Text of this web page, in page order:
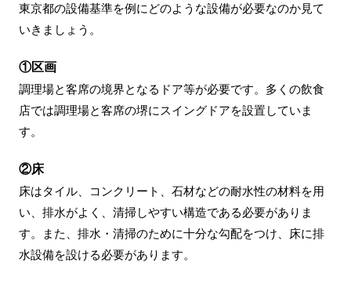
東京都の設備基準を例にどのような設備が必要なのか見て
いきましょう。
①区画
調理場と客席の境界となるドア等が必要です。多くの飲食
店では調理場と客席の堺にスイングドアを設置していま
す。
②床
床はタイル、コンクリート、石材などの耐水性の材料を用
い、排水がよく、清掃しやすい構造である必要がありま
す。また、排水・清掃のために十分な勾配をつけ、床に排
水設備を設ける必要があります。